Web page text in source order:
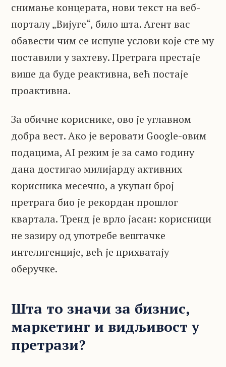
снимање концерата, нови текст на веб-
порталу „Вијуге“, било шта. Агент вас
обавести чим се испуне услови које сте му
поставили у захтеву. Претрага престаје
више да буде реактивна, већ постаје
проактивна.
За обичне кориснике, ово је углавном
добра вест. Ако је веровати Google-овим
подацима, AI режим је за само годину
дана достигао милијарду активних
корисника месечно, а укупан број
претрага био је рекордан прошлог
квартала. Тренд је врло јасан: корисници
не зазиру од употребе вештачке
интелигенције, већ је прихватају
оберучке.
Шта то значи за бизнис,
маркетинг и видљивост у
претрази?